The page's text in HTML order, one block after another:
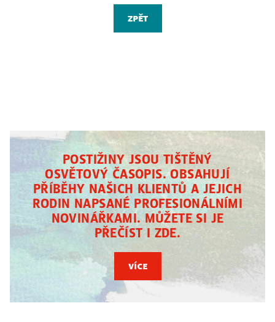
zpět
POSTIŽINY JSOU TIŠTĚNÝ
OSVĚTOVÝ ČASOPIS. OBSAHUJÍ
PŘÍBĚHY NAŠICH KLIENTŮ A JEJICH
RODIN NAPSANÉ PROFESIONÁLNÍMI
NOVINÁŘKAMI. MŮŽETE SI JE
PŘEČÍST I ZDE.
více